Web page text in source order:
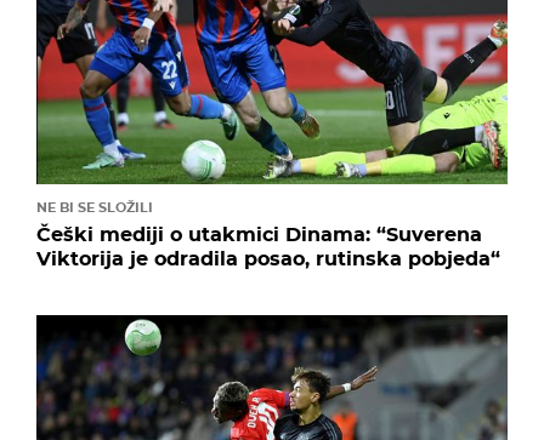
NE BI SE SLOŽILI
Češki mediji o utakmici Dinama: “Suverena
Viktorija je odradila posao, rutinska pobjeda“